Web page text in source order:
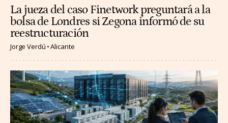
La jueza del caso Finetwork preguntará a la
bolsa de Londres si Zegona informó de su
reestructuración
Jorge Verdú Alicante